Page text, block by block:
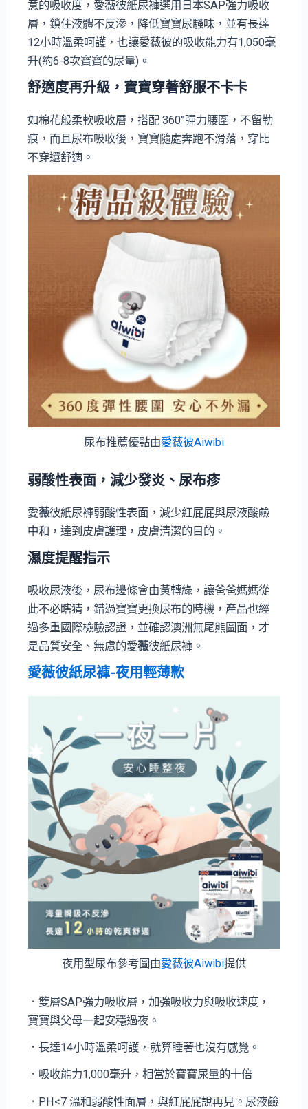
意的吸收度，愛薇彼紙尿褲選用日本SAP強力吸收
層，鎖住液體不反滲，降低寶寶尿騷味，並有長達
12小時溫柔呵護，也讓愛薇彼的吸收能力有1,050毫
升(約6-8次寶寶的尿量)。
舒適度再升級，寶寶穿著舒服不卡卡
如棉花般柔軟吸收層，搭配 360°彈力腰圍，不留勒
痕，而且尿布吸收後，寶寶隨處奔跑不滑落，穿比
不穿還舒適。
尿布推薦優點由愛薇彼Aiwibi
弱酸性表面，減少發炎、尿布疹
愛薇彼紙尿褲弱酸性表面，減少紅屁屁與尿液酸鹼
中和，達到皮膚護理，皮膚清潔的目的。
濕度提醒指示
吸收尿液後，尿布邊條會由黃轉綠，讓爸爸媽媽從
此不必瞎猜，錯過寶寶更換尿布的時機，產品也經
過多重國際檢驗認證，並確認澳洲無尾熊圖面，才
是品質安全、無慮的愛薇彼紙尿褲。
愛薇彼紙尿褲-夜用輕薄款
夜用型尿布參考圖由愛薇彼Aiwibi提供
．雙層SAP強力吸收層，加強吸收力與吸收速度，
寶寶與父母一起安穩過夜。
．長達14小時溫柔呵護，就算睡著也沒有感覺。
．吸收能力1,000毫升，相當於寶寶尿量的十倍
．PH<7 溫和弱酸性面層，與紅屁屁說再見。尿液鹼